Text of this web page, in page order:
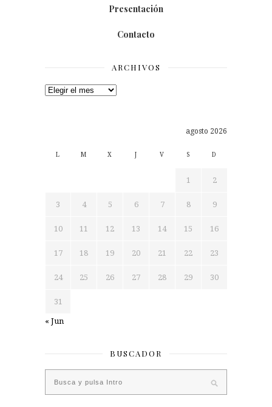
Presentación
Contacto
ARCHIVOS
Archivos
agosto 2026
L M X J V S D
1 2
3 4 5 6 7 8 9
10 11 12 13 14 15 16
17 18 19 20 21 22 23
24 25 26 27 28 29 30
31
« Jun
BUSCADOR